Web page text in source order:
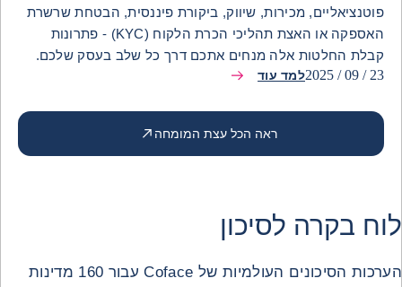
ראה הכל עצת המומחה
פוטנציאליים, מכירות, שיווק, ביקורת פיננסית, הבטחת שרשרת
האספקה או האצת תהליכי הכרת הלקוח (KYC) - פתרונות
קבלת החלטות אלה מנחים אתכם דרך כל שלב בעסק שלכם.
23 / 09 / 2025
למד עוד
לוח בקרה לסיכון
הערכות הסיכונים העולמיות של Coface עבור 160 מדינות